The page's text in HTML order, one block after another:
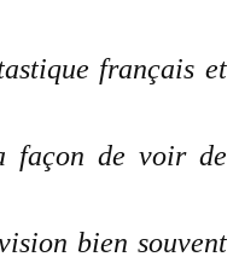
français et
façon de voir de
bien souvent